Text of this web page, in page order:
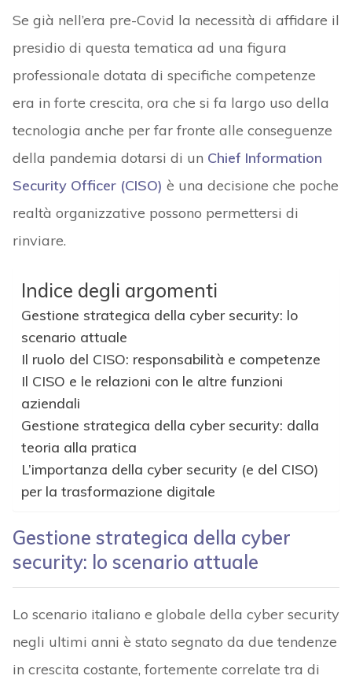
Se già nell’era pre-Covid la necessità di affidare il
presidio di questa tematica ad una figura
professionale dotata di specifiche competenze
era in forte crescita, ora che si fa largo uso della
tecnologia anche per far fronte alle conseguenze
della pandemia dotarsi di un Chief Information
Security Officer (CISO) è una decisione che poche
realtà organizzative possono permettersi di
rinviare.
Indice degli argomenti
Gestione strategica della cyber security: lo
scenario attuale
Il ruolo del CISO: responsabilità e competenze
Il CISO e le relazioni con le altre funzioni
aziendali
Gestione strategica della cyber security: dalla
teoria alla pratica
L’importanza della cyber security (e del CISO)
per la trasformazione digitale
Gestione strategica della cyber
security: lo scenario attuale
Lo scenario italiano e globale della cyber security
negli ultimi anni è stato segnato da due tendenze
in crescita costante, fortemente correlate tra di